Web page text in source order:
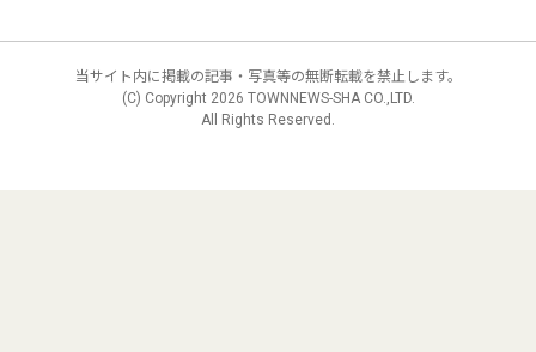
当サイト内に掲載の記事・写真等の無断転載を禁止します。
(C) Copyright 2026 TOWNNEWS-SHA CO.,LTD.
All Rights Reserved.